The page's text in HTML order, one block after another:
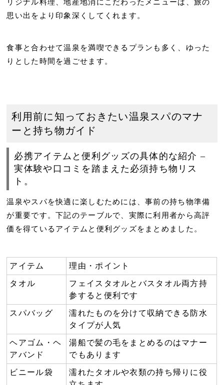
リジナル料理、地産地消にこだわったメニューは、旅の
思い出をより印象深くしてくれます。
食事と合わせて温泉を満喫できるプランも多く、ゆった
りとした時間を過ごせます。
利用前に知っておきたい温泉スパのマナ
ーと持ち物ガイド
必携アイテムと便利グッズの具体的な紹介 –
実体験や口コミを踏まえた必須持ち物リス
ト。
温泉やスパを快適に楽しむためには、事前の持ち物準備
が重要です。下記のテーブルで、実際に利用者から高評
価を得ているアイテムと便利グッズをまとめました。
アイテム 理由・ポイント
タオル
フェイスタオルとバスタオル両方持
参すると便利です
スパバッグ
濡れたものを分けて収納できる防水
タイプが人気
ヘアゴム・ヘ
アバンド
湯船で髪の毛をまとめるのはマナー
でもあります
ビニール袋
濡れたタオルや衣類の持ち帰りに役